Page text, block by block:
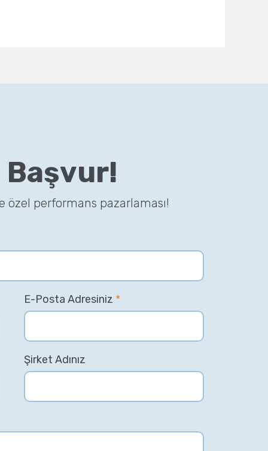
Başvur!
özel performans pazarlaması!
E-Posta Adresiniz *
Şirket Adınız